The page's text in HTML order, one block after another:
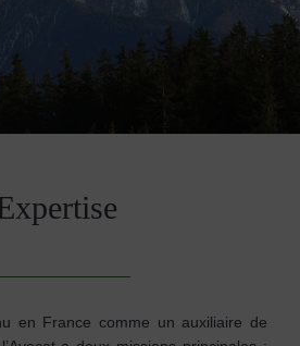
en France comme un auxiliaire de